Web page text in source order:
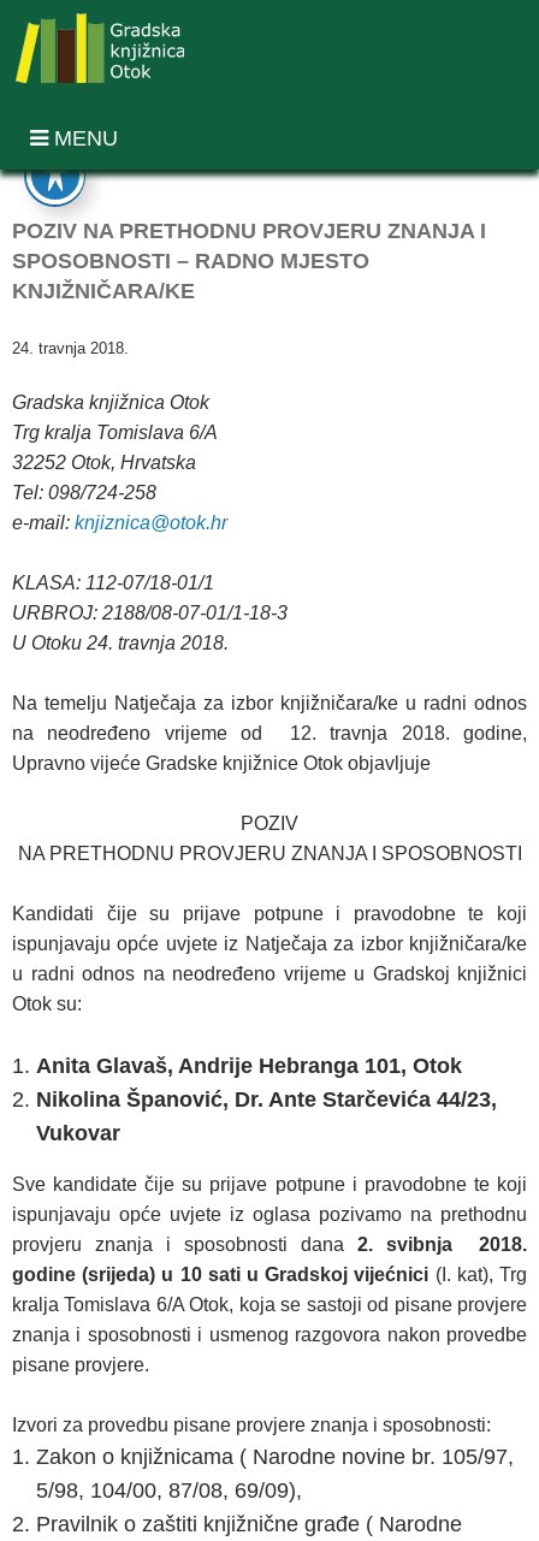
MENU
POZIV NA PRETHODNU PROVJERU ZNANJA I
SPOSOBNOSTI – RADNO MJESTO
KNJIŽNIČARA/KE
24. travnja 2018.
Gradska knjižnica Otok
Trg kralja Tomislava 6/A
32252 Otok, Hrvatska
Tel: 098/724-258
e-mail: knjiznica@otok.hr
KLASA: 112-07/18-01/1
URBROJ: 2188/08-07-01/1-18-3
U Otoku 24. travnja 2018.
Na temelju Natječaja za izbor knjižničara/ke u radni odnos
na neodređeno vrijeme od 12. travnja 2018. godine,
Upravno vijeće Gradske knjižnice Otok objavljuje
POZIV
NA PRETHODNU PROVJERU ZNANJA I SPOSOBNOSTI
Kandidati čije su prijave potpune i pravodobne te koji
ispunjavaju opće uvjete iz Natječaja za izbor knjižničara/ke
u radni odnos na neodređeno vrijeme u Gradskoj knjižnici
Otok su:
Anita Glavaš, Andrije Hebranga 101, Otok
Nikolina Španović, Dr. Ante Starčevića 44/23,
Vukovar
Sve kandidate čije su prijave potpune i pravodobne te koji
ispunjavaju opće uvjete iz oglasa pozivamo na prethodnu
provjeru znanja i sposobnosti dana 2. svibnja 2018.
godine (srijeda) u 10 sati u Gradskoj vijećnici (I. kat), Trg
kralja Tomislava 6/A Otok, koja se sastoji od pisane provjere
znanja i sposobnosti i usmenog razgovora nakon provedbe
pisane provjere.
Izvori za provedbu pisane provjere znanja i sposobnosti:
Zakon o knjižnicama ( Narodne novine br. 105/97,
5/98, 104/00, 87/08, 69/09),
Pravilnik o zaštiti knjižnične građe ( Narodne